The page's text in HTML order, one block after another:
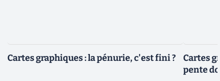
Cartes graphiques : la pénurie, c'est fini ?
Cartes
pente